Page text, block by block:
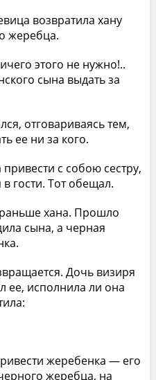
возвратила хану
жеребца.
этого не нужно!..
сына выдать за
отговариваясь тем,
ее ни за кого.
с собою сестру,
гости. Тот обещал.
хана. Прошло
сына, а черная
Дочь визиря
ее, исполнила ли она
жеребенка — его
жеребца, на